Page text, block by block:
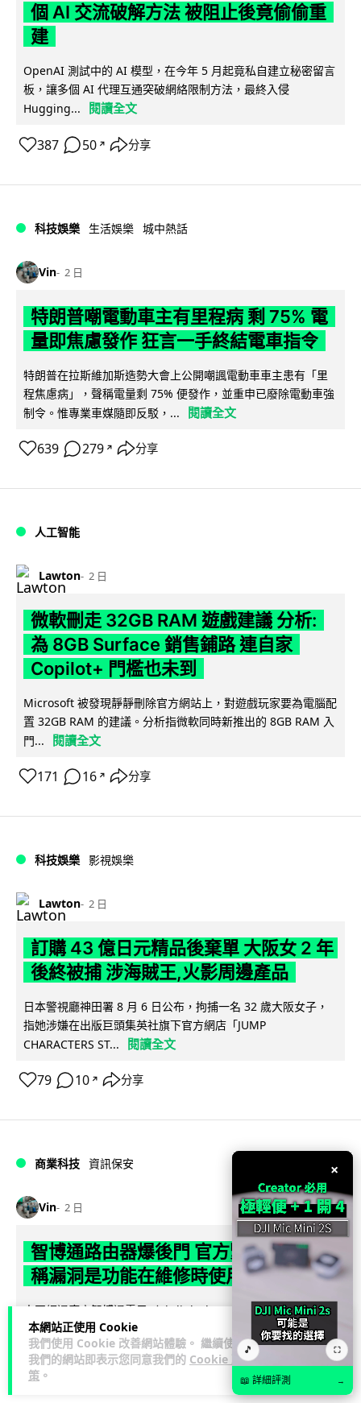
本網站正使用 Cookie
我們使用 Cookie 改善網站體驗。 繼續使用
我們的網站即表示您同意我們的 Cookie 政
策 。
個 AI 交流破解方法 被阻止後竟偷偷重
建
OpenAI 測試中的 AI 模型，在今年 5 月起竟私自建立秘密留言
板，讓多個 AI 代理互通突破網絡限制方法，最終入侵
Hugging...
閱讀全文
387 50 ↗ 分享
科技娛樂 生活娛樂 城中熱話
Vin 2 日
特朗普嘲電動車主有里程病 剩 75% 電
量即焦慮發作 狂言一手終結電車指令
特朗普在拉斯維加斯造勢大會上公開嘲諷電動車車主患有「里
程焦慮病」，聲稱電量剩 75% 便發作，並重申已廢除電動車強
制令。惟專業車媒隨即反駁，...
閱讀全文
639 279 ↗ 分享
人工智能
Lawton 2 日
微軟刪走 32GB RAM 遊戲建議 分析:
為 8GB Surface 銷售鋪路 連自家
Copilot+ 門檻也未到
Microsoft 被發現靜靜刪除官方網站上，對遊戲玩家要為電腦配
置 32GB RAM 的建議。分析指微軟同時新推出的 8GB RAM 入
門...
閱讀全文
171 16 ↗ 分享
科技娛樂 影視娛樂
Lawton 2 日
訂購 43 億日元精品後棄單 大阪女 2 年
後終被捕 涉海賊王,火影周邊產品
日本警視廳神田署 8 月 6 日公布，拘捕一名 32 歲大阪女子，
指她涉嫌在出版巨頭集英社旗下官方網店「JUMP
CHARACTERS ST...
閱讀全文
79 10 ↗ 分享
商業科技 資訊保安
Vin 2 日
智博通路由器爆後門 官方緊急下架止血
稱漏洞是功能在維修時使用
中國網通廠商智博通電子（Zbtlink Electronics）旗下的路由器
產品爆出嚴重安全漏洞，被發現每 35 秒便會與中國伺服器連
線，旗...
閱讀全文
382
×
🎵 ⛶
📖 詳細評測 →